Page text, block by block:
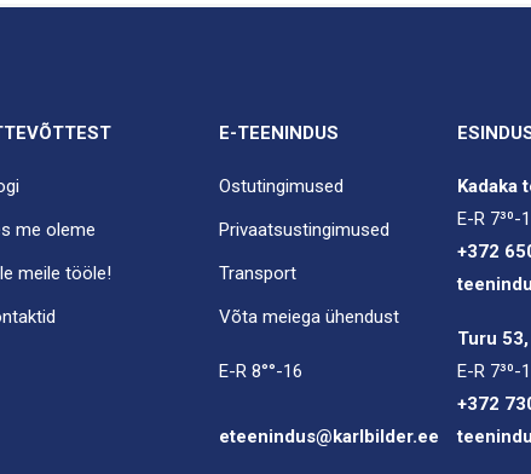
me oleme
meile tööle!
E-TEENINDUS
Ostutingimused
Privaatsustingimused
Transport
Võta meiega ühendust
E-R 8°°-16
eteenindus@karlbilder.ee
Kadaka
E-R 7³⁰-
+372
Turu
E-R 7³⁰-
+372